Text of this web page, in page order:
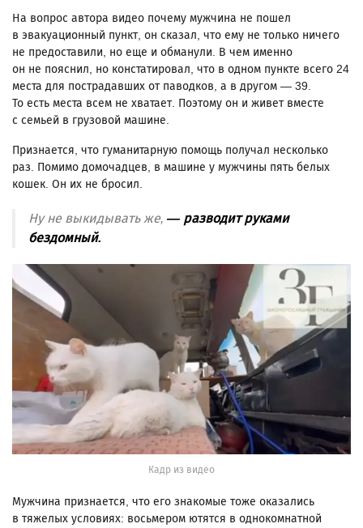
На вопрос автора видео почему мужчина не пошел
в эвакуационный пункт, он сказал, что ему не только ничего
не предоставили, но еще и обманули. В чем именно
он не пояснил, но констатировал, что в одном пункте всего 24
места для пострадавших от паводков, а в другом — 39.
То есть места всем не хватает. Поэтому он и живет вместе
с семьей в грузовой машине.
Признается, что гуманитарную помощь получал несколько
раз. Помимо домочадцев, в машине у мужчины пять белых
кошек. Он их не бросил.
Ну не выкидывать же, — разводит руками
бездомный.
Кадр из видео
Мужчина признается, что его знакомые тоже оказались
в тяжелых условиях: восьмером ютятся в однокомнатной